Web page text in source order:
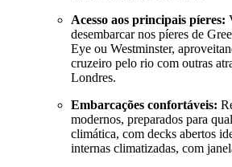
Acesso aos principais píeres:
desembarcar nos píeres de
Eye ou Westminster,
cruzeiro pelo rio com outras
Londres.
Embarcações confortáveis:
modernos, preparados para
climática, com decks abertos
internas climatizadas, com